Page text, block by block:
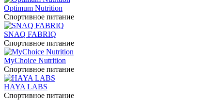
Optimum Nutrition
Спортивное питание
SNAQ FABRIQ
Спортивное питание
MyChoice Nutrition
Спортивное питание
HAYA LABS
Спортивное питание